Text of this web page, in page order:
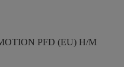
PFD (EU) H/M